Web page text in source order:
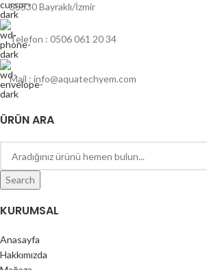
35530 Bayraklı/İzmir
Telefon : 0506 061 20 34
Mail : info@aquatechyem.com
ÜRÜN ARA
Search
KURUMSAL
Anasayfa
Hakkımızda